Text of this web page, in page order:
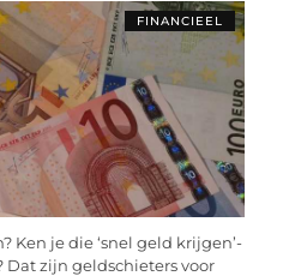
FINANCIEEL
Ken je die ‘snel geld krijgen’-
Dat zijn geldschieters voor